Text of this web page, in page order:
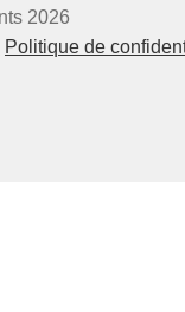
2026
Politique de